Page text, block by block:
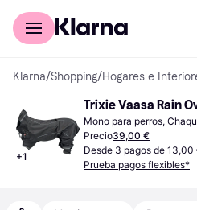
Comprar con Klarna
Klarna/Shopping/Hogares e
+1
Trixie Vaasa Rain
Mono para perros,
Precio39,00 €
Desde 3 pagos de 13,00
Prueba pagos flexibles*